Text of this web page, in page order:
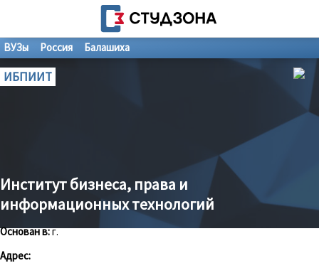
ВУЗы Россия Балашиха
ИБПИИТ
Институт бизнеса, права и
информационных технологий
Основан в:г.
Адрес: